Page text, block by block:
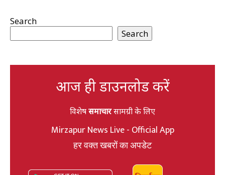
Search
Search
आज ही डाउनलोड करें
विशेषसमाचारसामग्री के लिए
Mirzapur News Live - Official App
हर वक्त खबरों का अपडेट